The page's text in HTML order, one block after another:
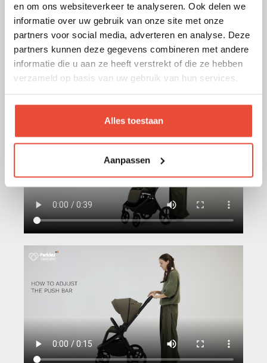
en om ons websiteverkeer te analyseren. Ook delen we
informatie over uw gebruik van onze site met onze
partners voor social media, adverteren en analyse. Deze
partners kunnen deze gegevens combineren met andere
informatie die u aan ze heeft verstrekt of die ze hebben
verzameld op basis van uw gebruik van hun services.
Alles toestaan
Aanpassen